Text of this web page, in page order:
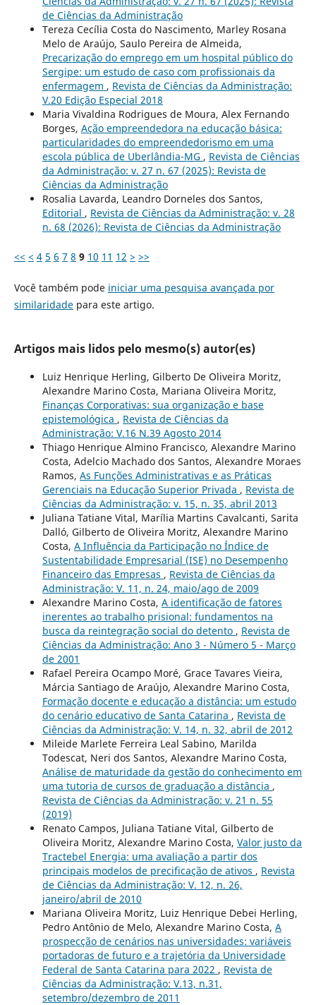
de Ciências da Administração
Tereza Cecília Costa do Nascimento, Marley Rosana
Melo de Araújo, Saulo Pereira de Almeida,
Precarização do emprego em um hospital público do
Sergipe: um estudo de caso com profissionais da
enfermagem , Revista de Ciências da Administração:
V.20 Edição Especial 2018
Maria Vivaldina Rodrigues de Moura, Alex Fernando
Borges, Ação empreendedora na educação básica:
particularidades do empreendedorismo em uma
escola pública de Uberlândia-MG , Revista de Ciências
da Administração: v. 27 n. 67 (2025): Revista de
Ciências da Administração
Rosalia Lavarda, Leandro Dorneles dos Santos,
Editorial , Revista de Ciências da Administração: v. 28
n. 68 (2026): Revista de Ciências da Administração
<< < 4 5 6 7 8 9 10 11 12 > >>
Você também pode iniciar uma pesquisa avançada por
similaridadepara este artigo.
Artigos mais lidos pelo mesmo(s) autor(es)
Luiz Henrique Herling, Gilberto De Oliveira Moritz,
Alexandre Marino Costa, Mariana Oliveira Moritz,
Finanças Corporativas: sua organização e base
epistemológica , Revista de Ciências da
Administração: V.16 N.39 Agosto 2014
Thiago Henrique Almino Francisco, Alexandre Marino
Costa, Adelcio Machado dos Santos, Alexandre Moraes
Ramos, As Funções Administrativas e as Práticas
Gerenciais na Educação Superior Privada , Revista de
Ciências da Administração: v. 15, n. 35, abril 2013
Juliana Tatiane Vital, Marília Martins Cavalcanti, Sarita
Dalló, Gilberto de Oliveira Moritz, Alexandre Marino
Costa, A Influência da Participação no Índice de
Sustentabilidade Empresarial (ISE) no Desempenho
Financeiro das Empresas , Revista de Ciências da
Administração: V. 11, n. 24, maio/ago de 2009
Alexandre Marino Costa, A identificação de fatores
inerentes ao trabalho prisional: fundamentos na
busca da reintegração social do detento , Revista de
Ciências da Administração: Ano 3 - Número 5 - Março
de 2001
Rafael Pereira Ocampo Moré, Grace Tavares Vieira,
Márcia Santiago de Araújo, Alexandre Marino Costa,
Formação docente e educação a distância: um estudo
do cenário educativo de Santa Catarina , Revista de
Ciências da Administração: V. 14, n. 32, abril de 2012
Mileide Marlete Ferreira Leal Sabino, Marilda
Todescat, Neri dos Santos, Alexandre Marino Costa,
Análise de maturidade da gestão do conhecimento em
uma tutoria de cursos de graduação a distância ,
Revista de Ciências da Administração: v. 21 n. 55
(2019)
Renato Campos, Juliana Tatiane Vital, Gilberto de
Oliveira Moritz, Alexandre Marino Costa, Valor justo da
Tractebel Energia: uma avaliação a partir dos
principais modelos de precificação de ativos , Revista
de Ciências da Administração: V. 12, n. 26,
janeiro/abril de 2010
Mariana Oliveira Moritz, Luiz Henrique Debei Herling,
Pedro Antônio de Melo, Alexandre Marino Costa, A
prospecção de cenários nas universidades: variáveis
portadoras de futuro e a trajetória da Universidade
Federal de Santa Catarina para 2022 , Revista de
Ciências da Administração: V.13, n.31,
setembro/dezembro de 2011